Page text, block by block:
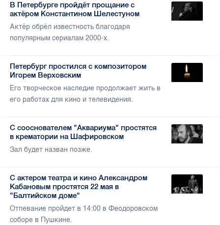
В Петербурге пройдёт прощание с
актёром Константином Шелестуном
Актёр обрёл известность благодаря
популярным сериалам 2000-х.
Петербург простился с композитором
Игорем Верховским
Его творческое наследие продолжает жить в
его работах для кино и телевидения.
С сооснователем "Аквариума" простятся
в крематории на Шафировском
Зал будет назван позже.
С актером театра и кино Александром
Кабановым простятся 22 мая в
"Балтийском доме"
Отпевание пройдет в 14:00 в Феодоровском
соборе в Пушкине.